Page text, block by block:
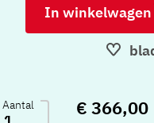
In winkelwagen
Aantal € 366,00